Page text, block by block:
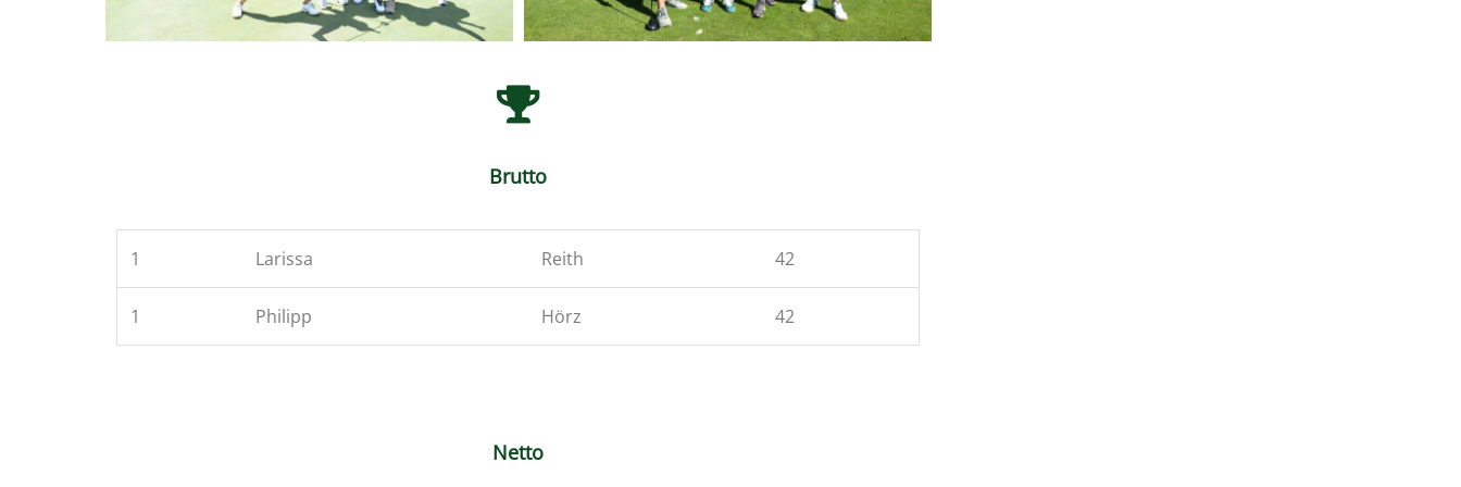
Brutto
1 Larissa Reith 42
1 Philipp Hörz 42
Netto